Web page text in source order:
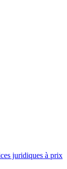
juridiques à prix